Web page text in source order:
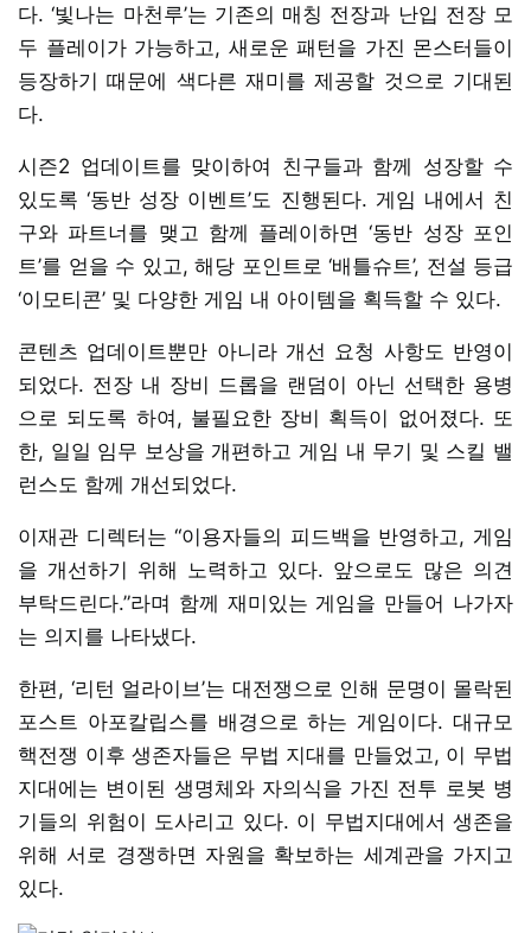
다. ‘빛나는 마천루’는 기존의 매칭 전장과 난입 전장 모
두 플레이가 가능하고, 새로운 패턴을 가진 몬스터들이
등장하기 때문에 색다른 재미를 제공할 것으로 기대된
다.
시즌2 업데이트를 맞이하여 친구들과 함께 성장할 수
있도록 ‘동반 성장 이벤트’도 진행된다. 게임 내에서 친
구와 파트너를 맺고 함께 플레이하면 ‘동반 성장 포인
트’를 얻을 수 있고, 해당 포인트로 ‘배틀슈트’, 전설 등급
‘이모티콘’ 및 다양한 게임 내 아이템을 획득할 수 있다.
콘텐츠 업데이트뿐만 아니라 개선 요청 사항도 반영이
되었다. 전장 내 장비 드롭을 랜덤이 아닌 선택한 용병
으로 되도록 하여, 불필요한 장비 획득이 없어졌다. 또
한, 일일 임무 보상을 개편하고 게임 내 무기 및 스킬 밸
런스도 함께 개선되었다.
이재관 디렉터는 “이용자들의 피드백을 반영하고, 게임
을 개선하기 위해 노력하고 있다. 앞으로도 많은 의견
부탁드린다.”라며 함께 재미있는 게임을 만들어 나가자
는 의지를 나타냈다.
한편, ‘리턴 얼라이브’는 대전쟁으로 인해 문명이 몰락된
포스트 아포칼립스를 배경으로 하는 게임이다. 대규모
핵전쟁 이후 생존자들은 무법 지대를 만들었고, 이 무법
지대에는 변이된 생명체와 자의식을 가진 전투 로봇 병
기들의 위험이 도사리고 있다. 이 무법지대에서 생존을
위해 서로 경쟁하면 자원을 확보하는 세계관을 가지고
있다.